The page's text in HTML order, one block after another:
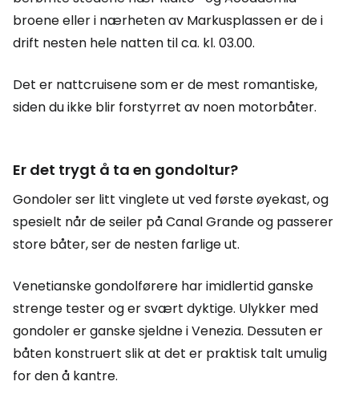
broene eller i nærheten av Markusplassen er de i
drift nesten hele natten til ca. kl. 03.00.
Det er nattcruisene som er de mest romantiske,
siden du ikke blir forstyrret av noen motorbåter.
Er det trygt å ta en gondoltur?
Gondoler ser litt vinglete ut ved første øyekast, og
spesielt når de seiler på Canal Grande og passerer
store båter, ser de nesten farlige ut.
Venetianske gondolførere har imidlertid ganske
strenge tester og er svært dyktige. Ulykker med
gondoler er ganske sjeldne i Venezia. Dessuten er
båten konstruert slik at det er praktisk talt umulig
for den å kantre.